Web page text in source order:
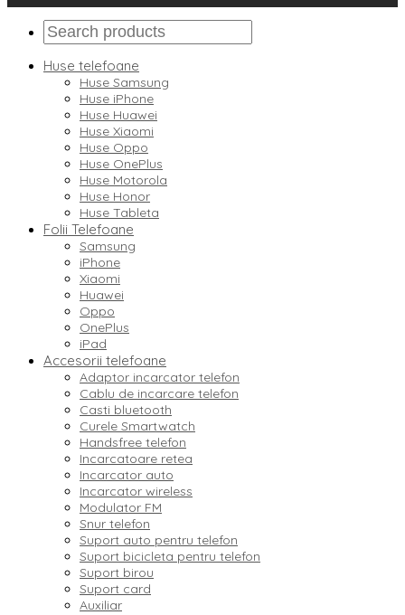
Huse telefoane
Huse Samsung
Huse iPhone
Huse Huawei
Huse Xiaomi
Huse Oppo
Huse OnePlus
Huse Motorola
Huse Honor
Huse Tableta
Folii Telefoane
Samsung
iPhone
Xiaomi
Huawei
Oppo
OnePlus
iPad
Accesorii telefoane
Adaptor incarcator telefon
Cablu de incarcare telefon
Casti bluetooth
Curele Smartwatch
Handsfree telefon
Incarcatoare retea
Incarcator auto
Incarcator wireless
Modulator FM
Snur telefon
Suport auto pentru telefon
Suport bicicleta pentru telefon
Suport birou
Suport card
Auxiliar